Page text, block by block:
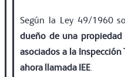
Según la Ley 49/1960
dueño de una
asociados a la Inspección
ahora llamada IEE